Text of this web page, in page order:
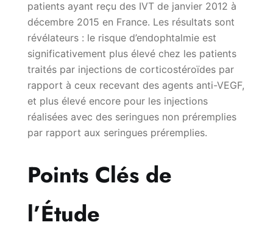
patients ayant reçu des IVT de janvier 2012 à
décembre 2015 en France. Les résultats sont
révélateurs : le risque d’endophtalmie est
significativement plus élevé chez les patients
traités par injections de corticostéroïdes par
rapport à ceux recevant des agents anti-VEGF,
et plus élevé encore pour les injections
réalisées avec des seringues non préremplies
par rapport aux seringues préremplies.
Points Clés de
l’Étude